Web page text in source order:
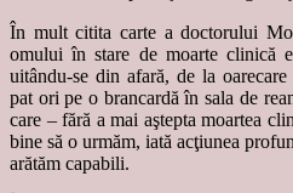
În mult citita carte a doctorului
omului în stare de moarte clinică
uitându-se din afară, de la
pat ori pe o brancardă în sala de
care – fără a mai aştepta moartea
bine să o urmăm, iată acţiunea
arătăm capabili.